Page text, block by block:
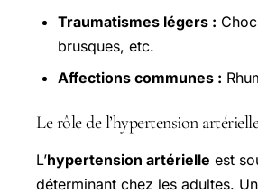
Traumatismes légers :
brusques, etc.
Affections communes :
Le rôle de l’hypertension
L’hypertension artérielle est
déterminant chez les adultes.